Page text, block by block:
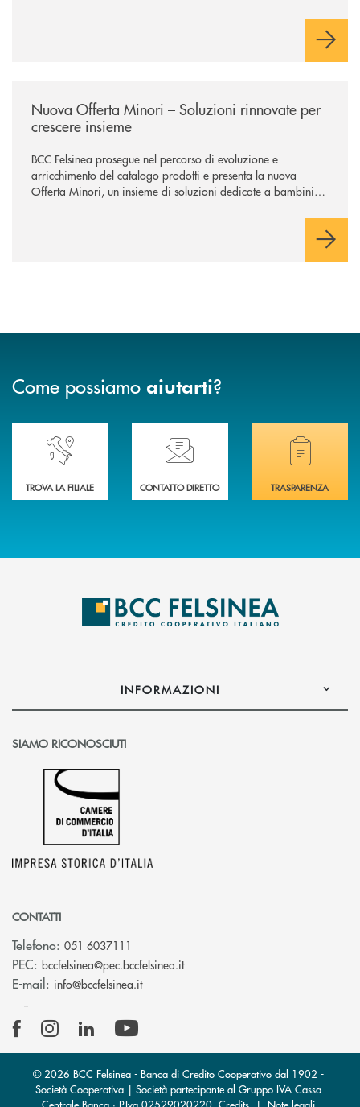
negoziazione esclusiva per la finalizzazione dell’operazione.
Nuova Offerta Minori – Soluzioni rinnovate per
crescere insieme
BCC Felsinea prosegue nel percorso di evoluzione e
arricchimento del catalogo prodotti e presenta la nuova
Offerta Minori, un insieme di soluzioni dedicate a bambini e
sviluppo di una relazione consapevole con il denaro, sempre
Come possiamo aiutarti?
Accedi all' elenco completo delle nostre&nbsp; filiali .
TROVA LA FILIALE
Ti serve assistenza immediata? Contattaci!
CONTATTO DIRETTO
Hai bisogno di
TRASPARENZA
INFORMAZIONI
SIAMO RICONOSCIUTI
CONTATTI
Telefono: 051 6037111
PEC: bccfelsinea@pec.bccfelsinea.it(si apre l’app di posta
E-mail: info@bccfelsinea.it(si apre l’app di posta elettronica)
© 2026 BCC Felsinea - Banca di Credito Cooperativo dal 1902 -
Società Cooperativa | Società partecipante al Gruppo IVA Cassa